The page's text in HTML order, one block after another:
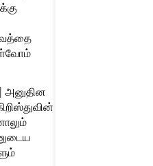
| அனுதின